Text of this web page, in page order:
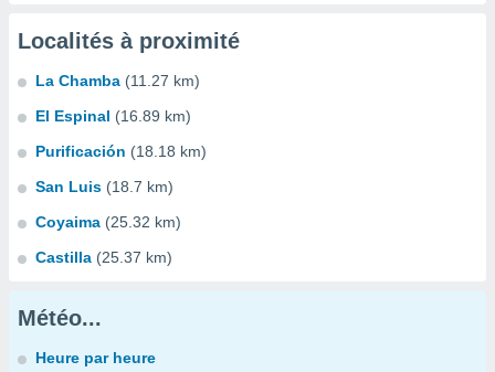
Localités à proximité
La Chamba (11.27 km)
El Espinal (16.89 km)
Purificación (18.18 km)
San Luis (18.7 km)
Coyaima (25.32 km)
Castilla (25.37 km)
Météo...
Heure par heure